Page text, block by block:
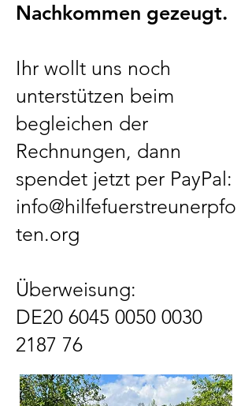
Nachkommen gezeugt.
Ihr wollt uns noch
unterstützen beim
begleichen der
Rechnungen, dann
spendet jetzt per PayPal:
info@hilfefuerstreunerpfo
ten.org
Überweisung:
DE20 6045 0050 0030
2187 76